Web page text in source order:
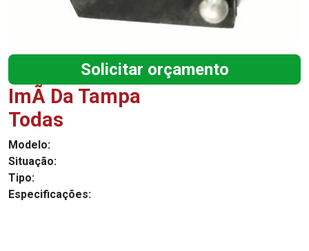
Solicitar orçamento
ImÃ Da Tampa
Todas
Modelo:
Situação:
Tipo:
Especificações: